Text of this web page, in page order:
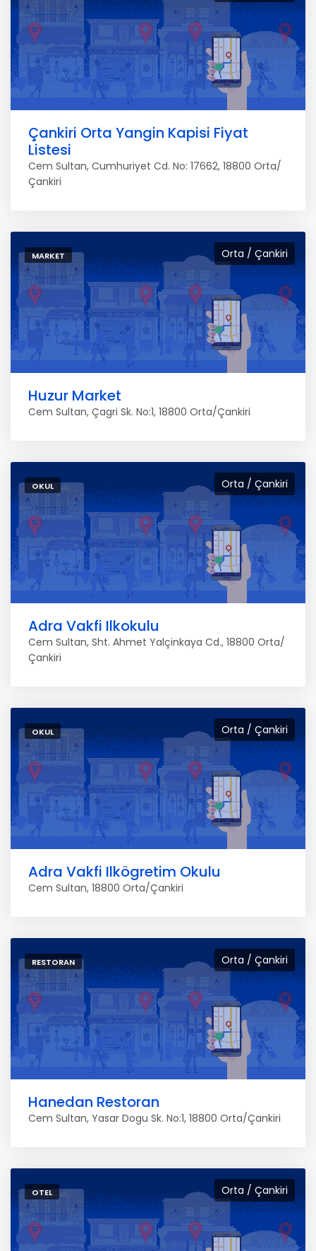
Çankiri Orta Yangin Kapisi Fiyat
Listesi
Cem Sultan, Cumhuriyet Cd. No: 17662, 18800 Orta/
Çankiri
Orta / Çankiri
MARKET
Huzur Market
Cem Sultan, Çagri Sk. No:1, 18800 Orta/Çankiri
Orta / Çankiri
OKUL
Adra Vakfi Ilkokulu
Cem Sultan, Sht. Ahmet Yalçinkaya Cd., 18800 Orta/
Çankiri
Orta / Çankiri
OKUL
Adra Vakfi Ilkögretim Okulu
Cem Sultan, 18800 Orta/Çankiri
Orta / Çankiri
RESTORAN
Hanedan Restoran
Cem Sultan, Yasar Dogu Sk. No:1, 18800 Orta/Çankiri
Orta / Çankiri
OTEL